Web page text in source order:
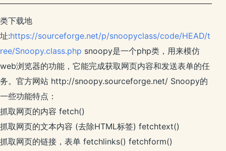
类下载地
址:https://sourceforge.net/p/snoopyclass/code/HEAD/t
ree/Snoopy.class.php snoopy是一个php类，用来模仿
web浏览器的功能，它能完成获取网页内容和发送表单的任
务。官方网站 http://snoopy.sourceforge.net/ Snoopy的
一些功能特点：
抓取网页的内容 fetch()
抓取网页的文本内容 (去除HTML标签) fetchtext()
抓取网页的链接，表单 fetchlinks() fetchform()